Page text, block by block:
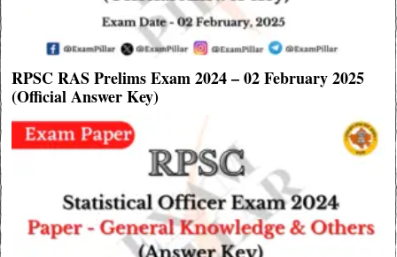
RPSC RAS Prelims Exam 2024 – 02 February 2025
(Official Answer Key)